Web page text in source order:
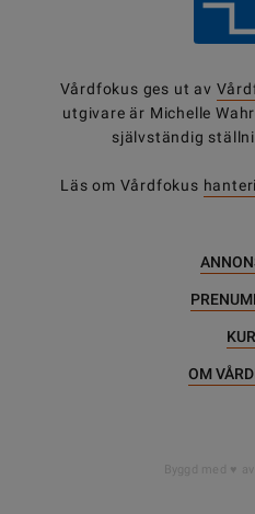
Vårdfokus ges ut av
utgivare är Michelle
självständig
Läs om Vårdfokus
OM
Byggd med